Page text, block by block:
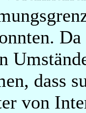
dass
von